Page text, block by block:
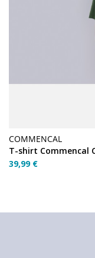
COMMENCAL
T-shirt Commencal
39,99 €